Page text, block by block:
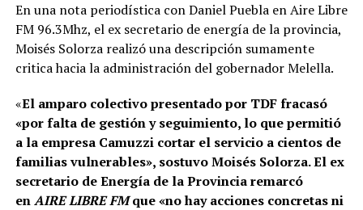
En una nota periodística con Daniel Puebla en Aire Libre
FM 96.3Mhz, el ex secretario de energía de la provincia,
Moisés Solorza realizó una descripción sumamente
critica hacia la administración del gobernador Melella.
«El amparo colectivo presentado por TDF fracasó
«por falta de gestión y seguimiento, lo que permitió
a la empresa Camuzzi cortar el servicio a cientos de
familias vulnerables», sostuvo Moisés Solorza. El ex
secretario de Energía de la Provincia remarcó
enAIRE LIBRE FMque «no hay acciones concretas ni